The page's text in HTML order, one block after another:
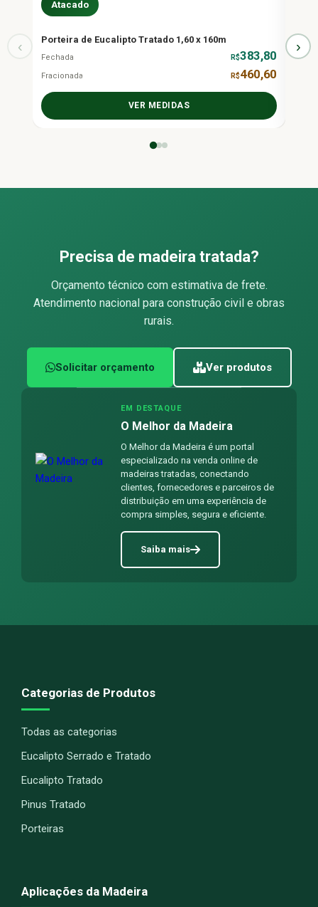
‹
Atacado
Porteira de Eucalipto Tratado 1,60 x 160m
Fechada R$383,80
Fracionada R$460,60
VER MEDIDAS
›
Precisa de madeira tratada?
Orçamento técnico com estimativa de frete.
Atendimento nacional para construção civil e obras
rurais.
Solicitar orçamento Ver produtos
EM DESTAQUE
O Melhor da Madeira
O Melhor da Madeira é um portal
especializado na venda online de
madeiras tratadas, conectando
clientes, fornecedores e parceiros de
distribuição em uma experiência de
compra simples, segura e eficiente.
Saiba mais
Categorias de Produtos
Todas as categorias
Eucalipto Serrado e Tratado
Eucalipto Tratado
Pinus Tratado
Porteiras
Aplicações da Madeira